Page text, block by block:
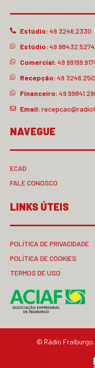
Estúdio: 49 3246.2330
Estúdio: 49 98432.5274
Comercial: 49
Recepção: 49
Financeiro: 49
Email:
NAVEGUE
ECAD
FALE CONOSCO
LINKS ÚTEIS
POLÍTICA DE PRIVACIDADE
POLÍTICA DE COOKIES
TERMOS DE USO
© Rádio